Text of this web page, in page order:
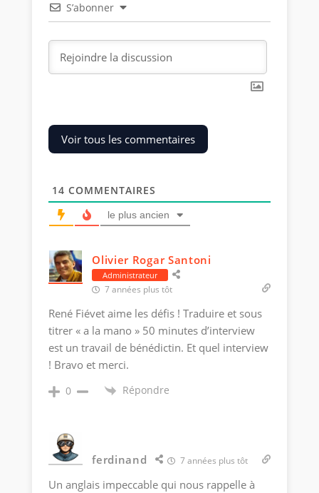
S’abonner
Voir tous les commentaires
14 COMMENTAIRES
le plus ancien
Olivier Rogar Santoni
Administrateur
7 années plus tôt
René Fiévet aime les défis ! Traduire et sous
titrer « a la mano » 50 minutes d’interview
est un travail de bénédictin. Et quel interview
! Bravo et merci.
0 Répondre
ferdinand 7 années plus tôt
Un anglais impeccable qui nous rappelle à